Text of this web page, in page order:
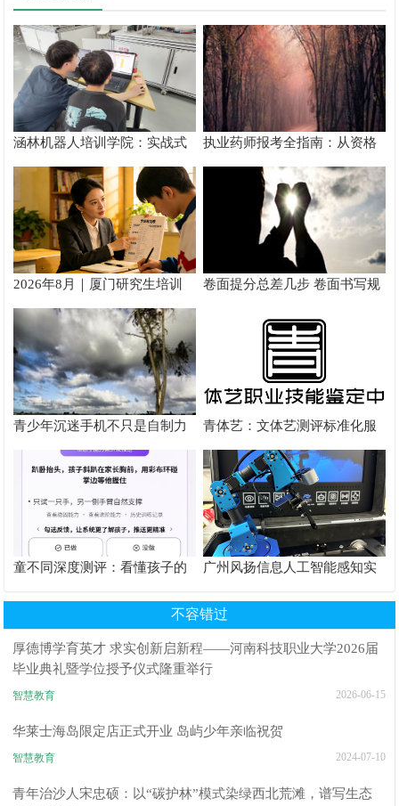
涵林机器人培训学院：实战式
教学如何炼成
执业药师报考全指南：从资格
核验到备考落地完整手册
2026年8月｜厦门研究生培训
推荐
卷面提分总差几步 卷面书写规
青少年沉迷手机不只是自制力
差！陕西家长读懂背后的心理
根源
青体艺：文体艺测评标准化服
务体系解析
童不同深度测评：看懂孩子的
广州风扬信息人工智能感知实
不容错过
厚德博学育英才 求实创新启新程——河南科技职业大学2026届
毕业典礼暨学位授予仪式隆重举行
智慧教育 2026-06-15
华莱士海岛限定店正式开业 岛屿少年亲临祝贺
智慧教育 2024-07-10
青年治沙人宋忠硕：以“碳护林”模式染绿西北荒滩，谱写生态